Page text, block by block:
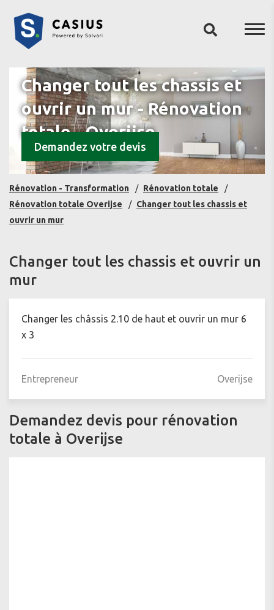
Changer tout les chassis et
ouvrir un mur - Rénovation
totale - Overijse
Demandez votre devis
Rénovation - Transformation
Rénovation totale
Rénovation totale Overijse
Changer tout les chassis et
ouvrir un mur
Changer tout les chassis et ouvrir un
mur
Changer les châssis 2.10 de haut et ouvrir un mur 6
x 3
Entrepreneur Overijse
Demandez devis pour rénovation
totale à Overijse